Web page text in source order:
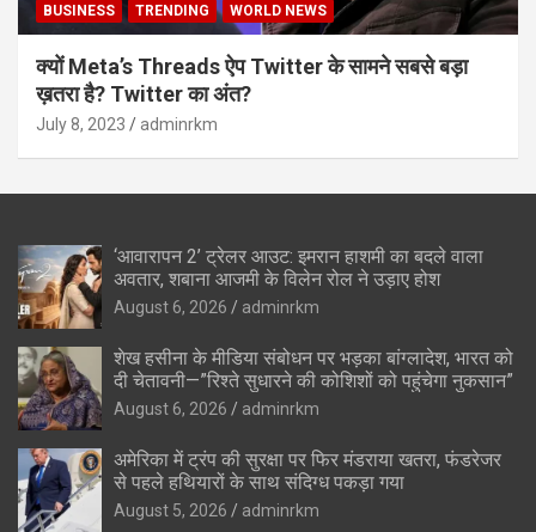
BUSINESS TRENDING WORLD NEWS
क्यों Meta’s Threads ऐप Twitter के सामने सबसे बड़ा
ख़तरा है? Twitter का अंत?
July 8, 2023 adminrkm
‘आवारापन 2’ ट्रेलर आउट: इमरान हाशमी का बदले वाला
अवतार, शबाना आजमी के विलेन रोल ने उड़ाए होश
August 6, 2026 adminrkm
शेख हसीना के मीडिया संबोधन पर भड़का बांग्लादेश, भारत को
दी चेतावनी—”रिश्ते सुधारने की कोशिशों को पहुंचेगा नुकसान”
August 6, 2026 adminrkm
अमेरिका में ट्रंप की सुरक्षा पर फिर मंडराया खतरा, फंडरेजर
से पहले हथियारों के साथ संदिग्ध पकड़ा गया
August 5, 2026 adminrkm